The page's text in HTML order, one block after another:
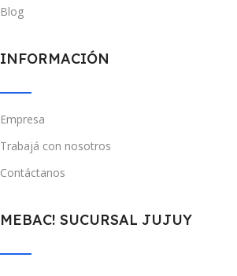
Blog
INFORMACIÓN
Empresa
Trabajá con nosotros
Contáctanos
MEBAC! SUCURSAL JUJUY